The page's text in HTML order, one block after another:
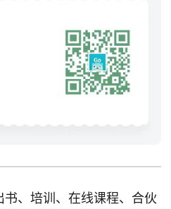
、培训、在线课程、合伙